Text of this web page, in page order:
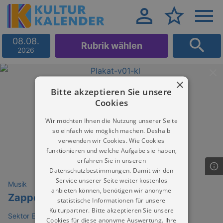
08.08.
2026 Rubrik wählen
Musik
Zappelkiste
Sektor Evolution
×
Bitte akzeptieren Sie unsere
Cookies
Wir möchten Ihnen die Nutzung unserer Seite
so einfach wie möglich machen. Deshalb
verwenden wir Cookies. Wie Cookies
funktionieren und welche Aufgabe sie haben,
erfahren Sie in unseren
Datenschutzbestimmungen. Damit wir den
Service unserer Seite weiter kostenlos
anbieten können, benötigen wir anonyme
statistische Informationen für unsere
Kulturpartner. Bitte akzeptieren Sie unsere
Cookies für diese anonyme Auswertung. Ihre